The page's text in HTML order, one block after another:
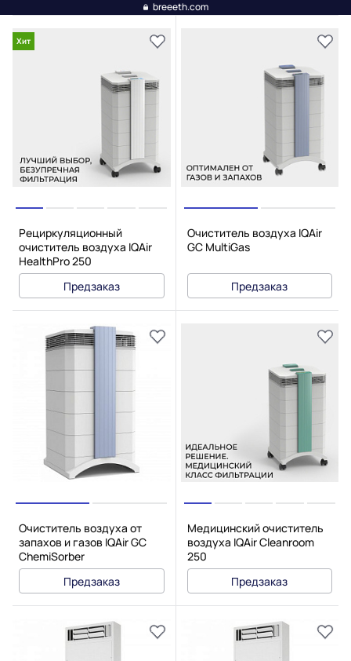
breeeth.com
Хит
Рециркуляционный
очиститель воздуха IQAir
HealthPro 250
Предзаказ
Очиститель воздуха IQAir
GC MultiGas
Предзаказ
Очиститель воздуха от
запахов и газов IQAir GC
ChemiSorber
Предзаказ
Медицинский очиститель
воздуха IQAir Cleanroom
250
Предзаказ